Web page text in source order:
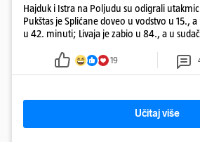
Hajduk i Istra na Poljudu su odigrali
Pukštas je Splićane doveo u vodstvo u 15.,
u 42. minuti; Livaja je zabio u 84., a u
19
Učitaj više